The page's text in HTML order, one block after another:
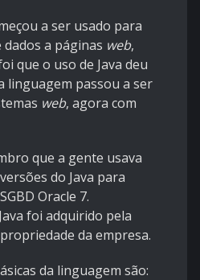
a ser usado para
a páginas web,
que o uso de Java deu
linguagem passou a ser
web, agora com
que a gente usava
do Java para
Oracle 7.
foi adquirido pela
da empresa.
da linguagem são: